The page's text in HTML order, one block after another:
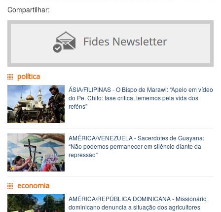
Compartilhar:
política
ÁSIA/FILIPINAS - O Bispo de Marawi: “Apelo em vídeo
do Pe. Chito: fase critica, tememos pela vida dos
reféns”
AMÉRICA/VENEZUELA - Sacerdotes de Guayana:
“Não podemos permanecer em silêncio diante da
repressão”
economia
AMÉRICA/REPÚBLICA DOMINICANA - Missionário
dominicano denuncia a situação dos agricultores